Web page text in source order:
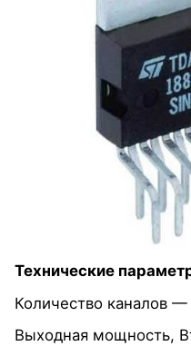
Технические
Количество каналов —
Выходная мощность,